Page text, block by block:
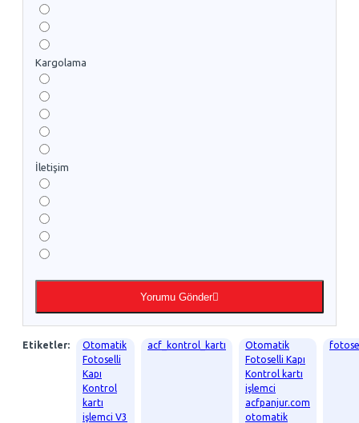
Kargolama
İletişim
Yorumu Gönder
Etiketler:
Otomatik
Fotoselli
Kapı
Kontrol
kartı
işlemci V3
acf_kontrol_kartı
Otomatik
Fotoselli Kapı
Kontrol kartı
işlemci
acfpanjur.com
otomatik